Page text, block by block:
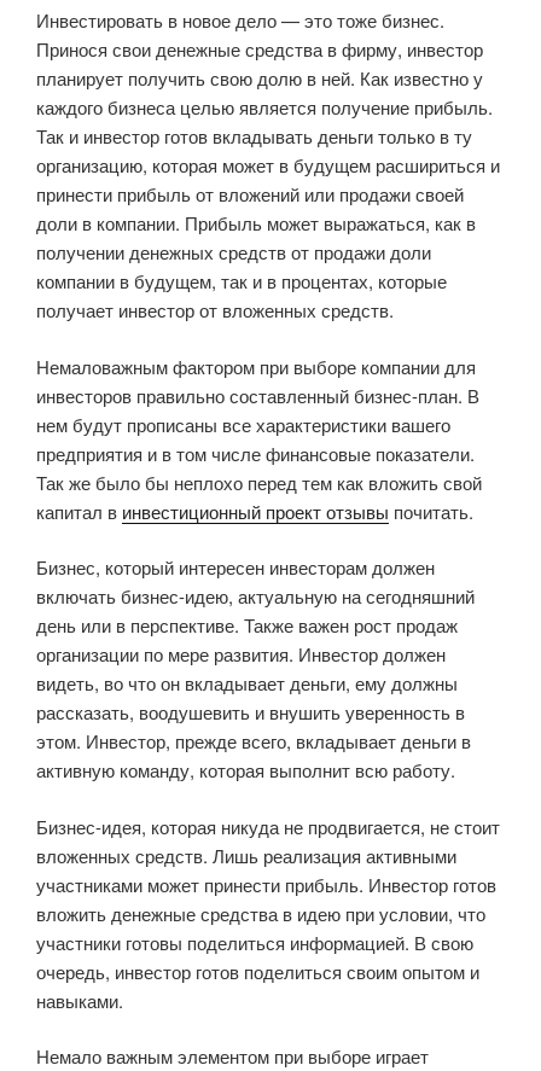
Инвестировать в новое дело — это тоже бизнес.
Принося свои денежные средства в фирму, инвестор
планирует получить свою долю в ней. Как известно у
каждого бизнеса целью является получение прибыль.
Так и инвестор готов вкладывать деньги только в ту
организацию, которая может в будущем расшириться и
принести прибыль от вложений или продажи своей
доли в компании. Прибыль может выражаться, как в
получении денежных средств от продажи доли
компании в будущем, так и в процентах, которые
получает инвестор от вложенных средств.
Немаловажным фактором при выборе компании для
инвесторов правильно составленный бизнес-план. В
нем будут прописаны все характеристики вашего
предприятия и в том числе финансовые показатели.
Так же было бы неплохо перед тем как вложить свой
капитал в инвестиционный проект отзывы почитать.
Бизнес, который интересен инвесторам должен
включать бизнес-идею, актуальную на сегодняшний
день или в перспективе. Также важен рост продаж
организации по мере развития. Инвестор должен
видеть, во что он вкладывает деньги, ему должны
рассказать, воодушевить и внушить уверенность в
этом. Инвестор, прежде всего, вкладывает деньги в
активную команду, которая выполнит всю работу.
Бизнес-идея, которая никуда не продвигается, не стоит
вложенных средств. Лишь реализация активными
участниками может принести прибыль. Инвестор готов
вложить денежные средства в идею при условии, что
участники готовы поделиться информацией. В свою
очередь, инвестор готов поделиться своим опытом и
навыками.
Немало важным элементом при выборе играет